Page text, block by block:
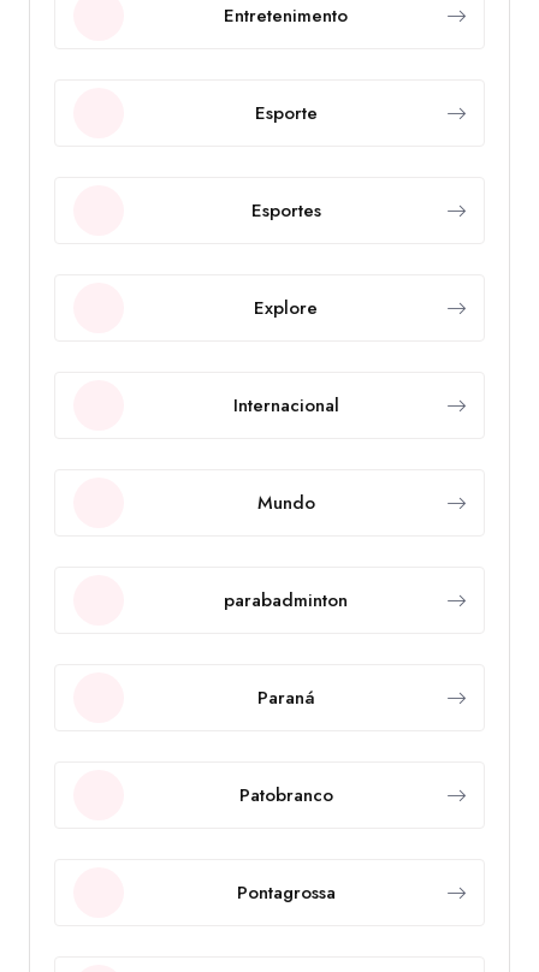
Entretenimento
Esporte
Esportes
Explore
Internacional
Mundo
parabadminton
Paraná
Patobranco
Pontagrossa